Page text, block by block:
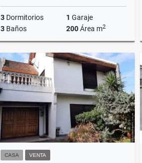
3 Dormitorios 1 Garaje
3 Baños 200Área m2
Venta
US$280,000
CASA VENTA